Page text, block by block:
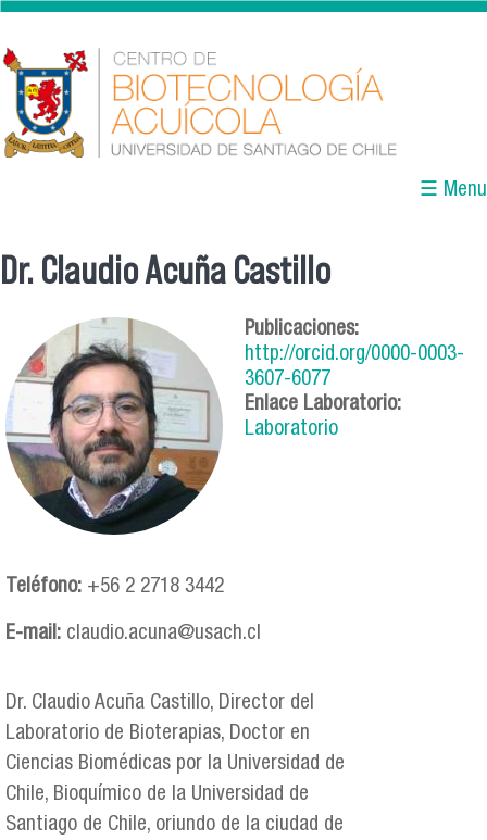
Pasar al contenido principal
☰ Menu
Dr. Claudio Acuña Castillo
Teléfono: +56 2 2718 3442
E-mail: claudio.acuna@usach.cl
Publicaciones:
http://orcid.org/0000-0003-
3607-6077
Dr. Claudio Acuña Castillo, Director del
Laboratorio de Bioterapias, Doctor en
Ciencias Biomédicas por la Universidad de
Chile, Bioquímico de la Universidad de
Santiago de Chile, oriundo de la ciudad de
Enlace Laboratorio:
Laboratorio